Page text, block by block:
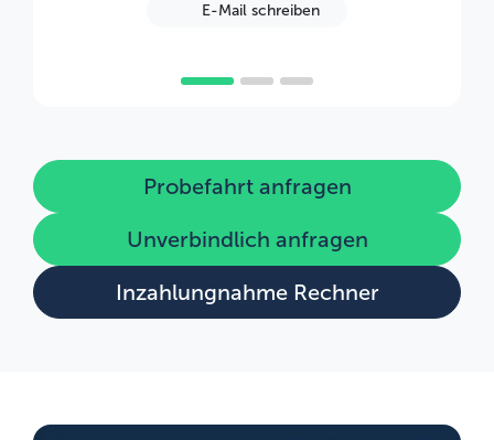
E-Mail schreiben
Probefahrt anfragen
Unverbindlich anfragen
Inzahlungnahme Rechner